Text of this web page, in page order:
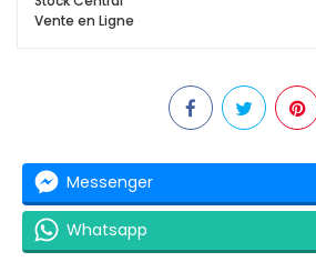
Vente en Ligne
Messenger
Whatsapp